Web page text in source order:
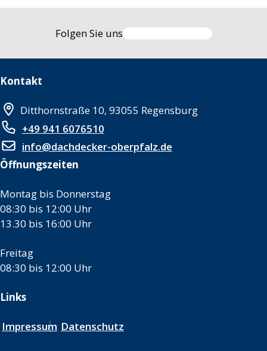
Folgen Sie uns
Kontakt
Ditthornstraße 10, 93055 Regensburg
+49 941 6076510
info@dachdecker-oberpfalz.de
Öffnungszeiten
Montag bis Donnerstag
08:30 bis 12:00 Uhr
13.30 bis 16:00 Uhr
Freitag
08:30 bis 12:00 Uhr
Links
Impressum Datenschutz